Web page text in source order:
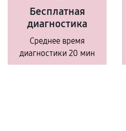
Бесплатная
диагностика
Среднее время
диагностики 20 мин